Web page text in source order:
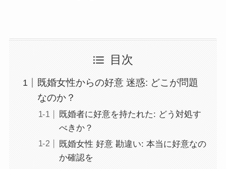
目次
既婚女性からの好意 迷惑: どこが問題
なのか？
既婚者に好意を持たれた: どう対処す
べきか？
既婚女性 好意 勘違い: 本当に好意なの
か確認を